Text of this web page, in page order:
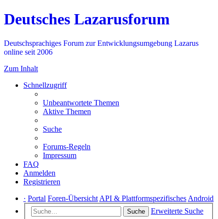
Deutsches Lazarusforum
Deutschsprachiges Forum zur Entwicklungsumgebung Lazarus
online seit 2006
Zum Inhalt
Schnellzugriff
Unbeantwortete Themen
Aktive Themen
Suche
Forums-Regeln
Impressum
FAQ
Anmelden
Registrieren
· Portal Foren-Übersicht API & Plattformspezifisches Android
Suche
Erweiterte Suche